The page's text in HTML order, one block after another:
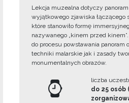
Lekcja muzealna dotyczy
wyjątkowego zjawiska łączącego
które stanowiło formę
nazywanego „kinem przed
do procesu powstawania panoram
techniki malarskie jak i zasady
monumentalnych obrazów.
liczba
do 25 osób